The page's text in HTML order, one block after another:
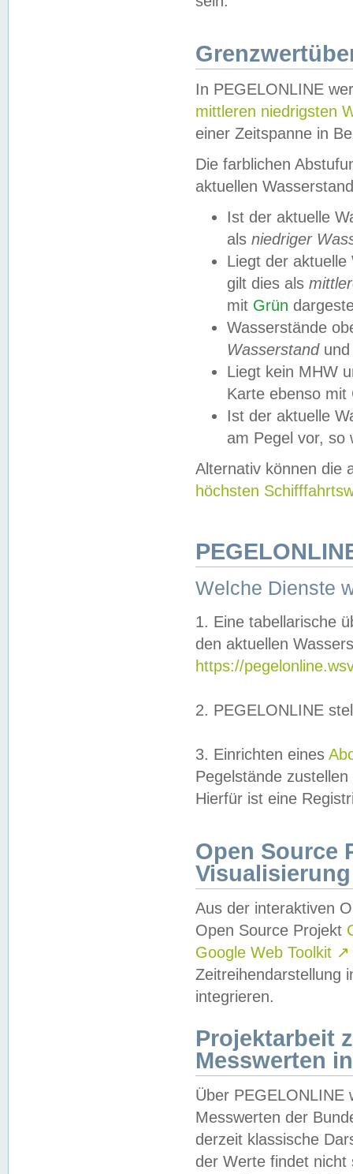
In PEGELONLINE
mittleren niedrigsten
einer Zeitspanne in
Die farblichen
aktuellen
Ist der aktuelle
als niedriger
Liegt der
gilt dies als
mit Grün
Wasserstände
Wasserstandund
Liegt kein MHW
Karte ebenso mit
Ist der aktuelle
am Pegel vor,
Alternativ können die
höchsten
Welche Dienste
1. Eine tabellarische
den aktuellen
https://
2. PEGELONLINE
3. Einrichten eines
Pegelstände
Hierfür ist eine
Open Source
Visualisierung
Aus der interaktiven
Open Source Projekt
Google Web Toolkit ↗
Zeitreihendarstellung
integrieren.
Projektarbeit
Messwerten
Über PEGELONLINE
Messwerten der
derzeit klassische
der Werte findet